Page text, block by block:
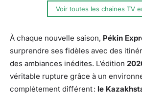
Voir toutes les chaines TV
À chaque nouvelle saison, Pékin
surprendre ses fidèles avec des
des ambiances inédites. L’édition
véritable rupture grâce à un
complètement différent : le